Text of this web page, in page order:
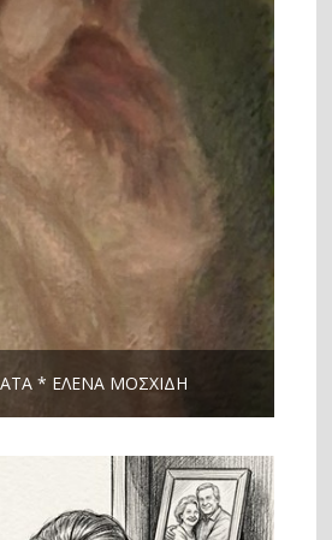
* ΈΛΕΝΑ ΜΟΣΧΊΔΗ